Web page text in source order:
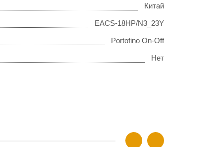
Китай
EACS-18HP/N3_23Y
Portofino On-Off
Нет